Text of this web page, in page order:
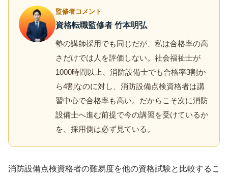
監修者コメント
資格転職監修者 竹本明弘
塾の講師採用でも同じだが、私は合格率の高
さだけでは人を評価しない。社会福祉士が
1000時間以上、消防設備士でも合格率3割か
ら4割なのに対し、消防設備点検資格者は講
習中心で合格率も高い。だからこそ次に消防
設備士へ進む前提で今の講習を受けているか
を、採用側は必ず見ている。
消防設備点検資格者の難易度を他の資格試験と比較するこ